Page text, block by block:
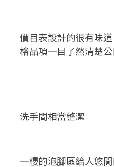
價目表設計的很有味
格品項一目了然清楚
洗手間相當整潔
一樓的泡腳區給人悠